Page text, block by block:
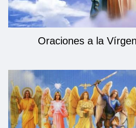
Oraciones a la